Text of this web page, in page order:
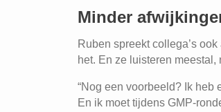
Minder
Ruben spreekt collega’s
het. En ze luisteren meestal,
“Nog een voorbeeld? Ik heb
En ik moet tijdens GMP-